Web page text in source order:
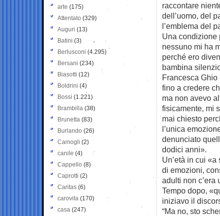
raccontare
dell’uomo, del
l’emblema del
Una condizione
nessuno mi ha
perché ero
bambina
Francesca
fino a credere
ma non avevo
fisicamente, mi
mai chiesto
l’unica
denunciato
dodici anni».
Un’età in cui
di emozioni,
adulti non c’era
Tempo dopo,
iniziavo il
“Ma no, sto
arte (175)
Attentato (329)
Auguri (13)
Batini (3)
Berlusconi (4.295)
Bersani (234)
Biasotti (12)
Boldrini (4)
Bossi (1.221)
Brambilla (38)
Brunetta (83)
Burlando (26)
Camogli (2)
canile (4)
Cappello (8)
Caprotti (2)
Caritas (6)
carovita (170)
casa (247)